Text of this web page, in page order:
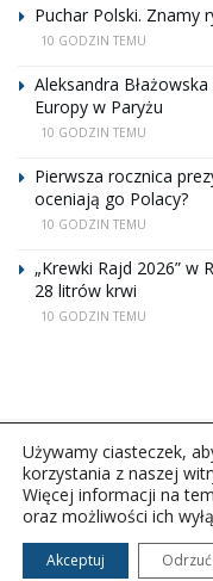
Puchar Polski. Znamy
10 GODZIN TEMU
Aleksandra
Europy w Paryżu
10 GODZIN TEMU
Pierwsza rocznica
oceniają go Polacy?
10 GODZIN TEMU
„Krewki Rajd 2026” w
28 litrów krwi
10 GODZIN TEMU
Copyright ©
Wszelkie prawa
Używamy ciasteczek,
korzystania z naszej
Więcej informacji na
oraz możliwości ich
Akceptuj Odrzuć